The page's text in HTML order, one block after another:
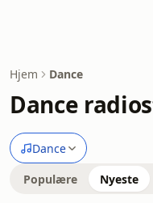
Hjem Dance
Dance
Dance
Populære Nyeste